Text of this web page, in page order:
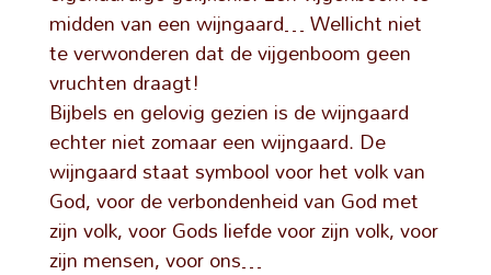
midden van een wijngaard… Wellicht niet
te verwonderen dat de vijgenboom geen
vruchten draagt!
Bijbels en gelovig gezien is de wijngaard
echter niet zomaar een wijngaard. De
wijngaard staat symbool voor het volk van
God, voor de verbondenheid van God met
zijn volk, voor Gods liefde voor zijn volk, voor
zijn mensen, voor ons…